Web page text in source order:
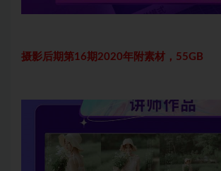
摄影后期第16期2020年附素材，55GB